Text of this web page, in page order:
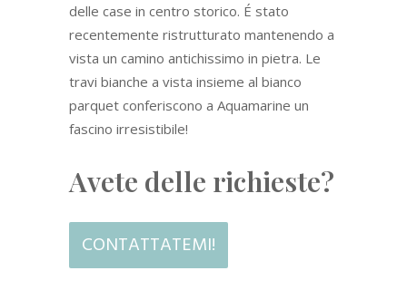
delle case in centro storico. É stato
recentemente ristrutturato mantenendo a
vista un camino antichissimo in pietra. Le
travi bianche a vista insieme al bianco
parquet conferiscono a Aquamarine un
fascino irresistibile!
Avete delle richieste?
CONTATTATEMI!